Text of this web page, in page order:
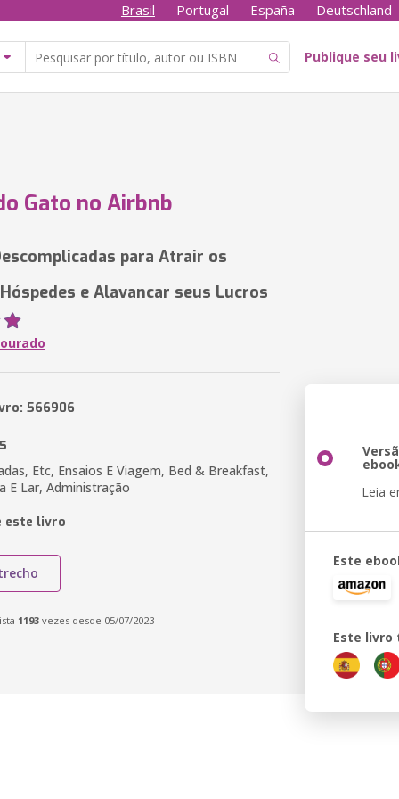
Brasil Portugal España Deutschland
Publique seu
Gato no Airbnb
para Atrair os
e Alavancar seus Lucros
566906
Etc, Ensaios E Viagem, Bed & Breakfast,
E Lar, Administração
este livro
1193 vezes desde 05/07/2023
Leia
Este
Este livro